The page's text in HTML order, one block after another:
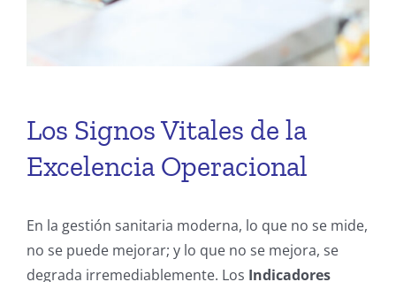
Los Signos Vitales de la
Excelencia Operacional
En la gestión sanitaria moderna, lo que no se mide,
no se puede mejorar; y lo que no se mejora, se
degrada irremediablemente. Los Indicadores